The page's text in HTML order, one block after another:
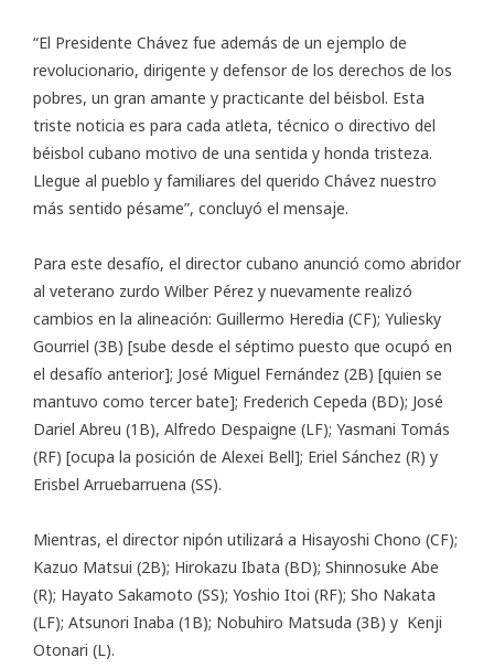
“El Presidente Chávez fue además de un ejemplo de
revolucionario, dirigente y defensor de los derechos de los
pobres, un gran amante y practicante del béisbol. Esta
triste noticia es para cada atleta, técnico o directivo del
béisbol cubano motivo de una sentida y honda tristeza.
Llegue al pueblo y familiares del querido Chávez nuestro
más sentido pésame”, concluyó el mensaje.
Para este desafío, el director cubano anunció como abridor
al veterano zurdo Wilber Pérez y nuevamente realizó
cambios en la alineación: Guillermo Heredia (CF); Yuliesky
Gourriel (3B) [sube desde el séptimo puesto que ocupó en
el desafío anterior]; José Miguel Fernández (2B) [quien se
mantuvo como tercer bate]; Frederich Cepeda (BD); José
Dariel Abreu (1B), Alfredo Despaigne (LF); Yasmani Tomás
(RF) [ocupa la posición de Alexei Bell]; Eriel Sánchez (R) y
Erisbel Arruebarruena (SS).
Mientras, el director nipón utilizará a Hisayoshi Chono (CF);
Kazuo Matsui (2B); Hirokazu Ibata (BD); Shinnosuke Abe
(R); Hayato Sakamoto (SS); Yoshio Itoi (RF); Sho Nakata
(LF); Atsunori Inaba (1B); Nobuhiro Matsuda (3B) y Kenji
Otonari (L).